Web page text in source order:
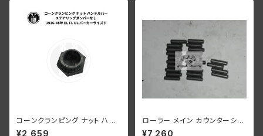
コーンクランピング ナット ハン
ドルバー ステアリングダンパー
¥2,659
ローラー メイン カウンターシャ
フト 0008"オーバーサイズ 24
¥7,260